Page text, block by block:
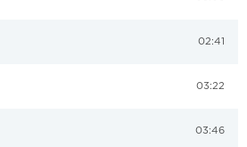
02:41
03:22
03:46